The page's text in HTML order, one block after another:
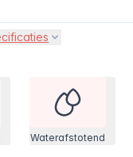
Waterafstotend